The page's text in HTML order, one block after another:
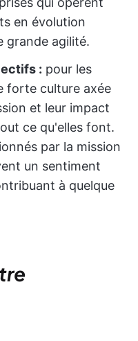
en évolution
grande agilité.
: pour les
forte culture axée
et leur impact
ce qu'elles font.
par la mission
un sentiment
à quelque